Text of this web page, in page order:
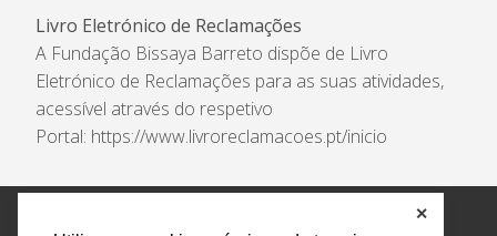
✕
Livro Eletrónico de Reclamações
A Fundação Bissaya Barreto dispõe de Livro
Eletrónico de Reclamações para as suas atividades,
acessível através do respetivo
Portal: https://www.livroreclamacoes.pt/inicio
Política de Privacidade e Tratamento de Dados